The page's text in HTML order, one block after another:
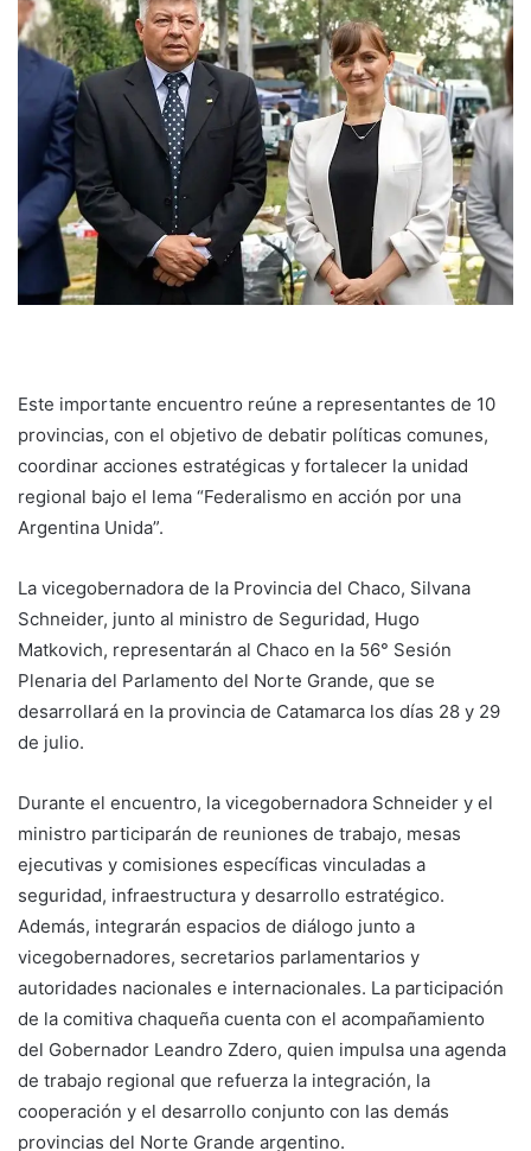
Este importante encuentro reúne a representantes de 10
provincias, con el objetivo de debatir políticas comunes,
coordinar acciones estratégicas y fortalecer la unidad
regional bajo el lema “Federalismo en acción por una
Argentina Unida”.
La vicegobernadora de la Provincia del Chaco, Silvana
Schneider, junto al ministro de Seguridad, Hugo
Matkovich, representarán al Chaco en la 56° Sesión
Plenaria del Parlamento del Norte Grande, que se
desarrollará en la provincia de Catamarca los días 28 y 29
de julio.
Durante el encuentro, la vicegobernadora Schneider y el
ministro participarán de reuniones de trabajo, mesas
ejecutivas y comisiones específicas vinculadas a
seguridad, infraestructura y desarrollo estratégico.
Además, integrarán espacios de diálogo junto a
vicegobernadores, secretarios parlamentarios y
autoridades nacionales e internacionales. La participación
de la comitiva chaqueña cuenta con el acompañamiento
del Gobernador Leandro Zdero, quien impulsa una agenda
de trabajo regional que refuerza la integración, la
cooperación y el desarrollo conjunto con las demás
provincias del Norte Grande argentino.